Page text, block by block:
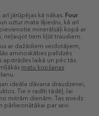
jārūpējas kā nākas. Four
uztur mata šķiedru, kā arī
minerālsāļi kopā ar
neļaujot tiem kļūt trausliem.
ar dažādiem veidotājiem,
aminoskābes palīdzēs
laikā un pēc tās.
matu kopšanas
ideāla dāvana draudzenei,
Tie ir radīti tādēļ, lai
mitrām dienām. Tas sniedz
pārliecinātākai par sevi